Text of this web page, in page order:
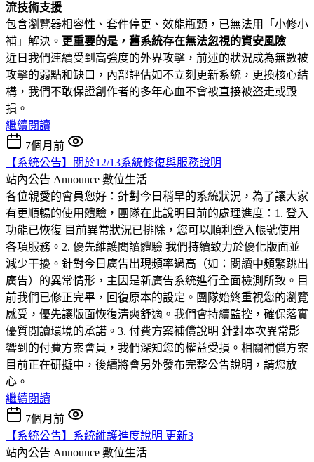
流技術支援
包含瀏覽器相容性、套件停更、效能瓶頸，已無法用「小修小
補」解決。 更重要的是，舊系統存在無法忽視的資安風險
近日我們連續受到高強度的外界攻擊，前述的狀況成為無數被
攻擊的弱點和缺口，內部評估如不立刻更新系統，更換核心結
構，我們不敢保證創作者的多年心血不會被直接被盗走或毀
損。
繼續閱讀
7個月前
【系統公告】關於12/13系統修復與服務說明
站內公告 Announce 數位生活
各位親愛的會員您好：針對今日稍早的系統狀況，為了讓大家
有更順暢的使用體驗，團隊在此說明目前的處理進度：1. 登入
功能已恢復 目前異常狀況已排除，您可以順利登入帳號使用
各項服務。2. 優先維護閱讀體驗 我們持續致力於優化版面並
減少干擾。針對今日廣告出現頻率過高（如：閱讀中頻繁跳出
廣告）的異常情形，主因是新廣告系統進行全面檢測所致。目
前我們已修正完畢，回復原本的設定。團隊始終重視您的瀏覽
感受，優先讓版面恢復清爽舒適。我們會持續監控，確保落實
優質閱讀環境的承諾。3. 付費方案補償說明 針對本次異常影
響到的付費方案會員，我們深知您的權益受損。相關補償方案
目前正在研擬中，後續將會另外發布完整公告說明，請您放
心。
繼續閱讀
7個月前
【系統公告】系統維護進度說明 更新3
站內公告 Announce 數位生活